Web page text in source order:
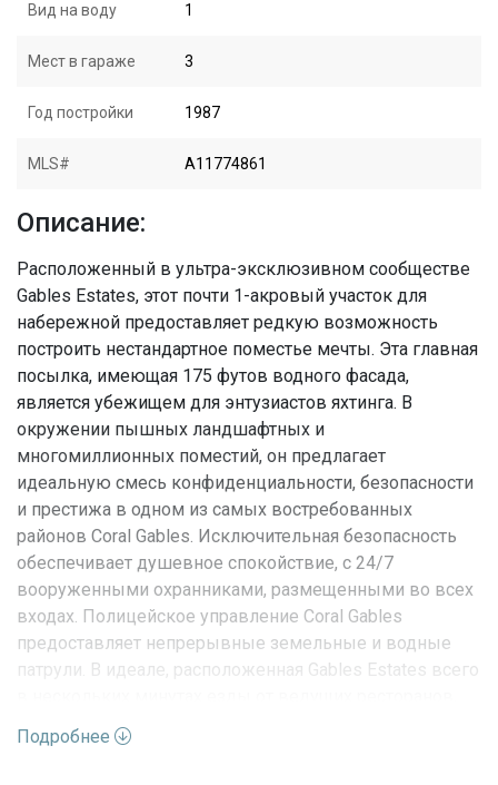
Вид на воду 1
Мест в гараже 3
Год постройки 1987
MLS# A11774861
Описание:
Расположенный в ультра-эксклюзивном сообществе
Gables Estates, этот почти 1-акровый участок для
набережной предоставляет редкую возможность
построить нестандартное поместье мечты. Эта главная
посылка, имеющая 175 футов водного фасада,
является убежищем для энтузиастов яхтинга. В
окружении пышных ландшафтных и
многомиллионных поместий, он предлагает
идеальную смесь конфиденциальности, безопасности
и престижа в одном из самых востребованных
районов Coral Gables. Исключительная безопасность
обеспечивает душевное спокойствие, с 24/7
вооруженными охранниками, размещенными во всех
входах. Полицейское управление Coral Gables
предоставляет непрерывные земельные и водные
патрули. В идеале, расположенная Gables Estates всего
магазинов и культурных мест в Майами. Сообщество
также находится в нескольких минутах от лучших
Подробнее